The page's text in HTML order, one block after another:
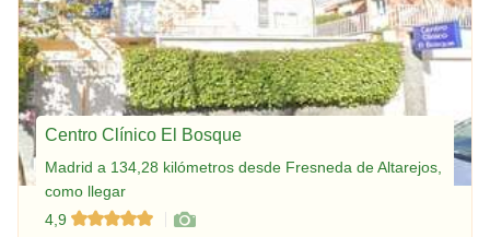
Centro Clínico El Bosque
Madrid a 134,28 kilómetros desde Fresneda de Altarejos,
como llegar
4,9